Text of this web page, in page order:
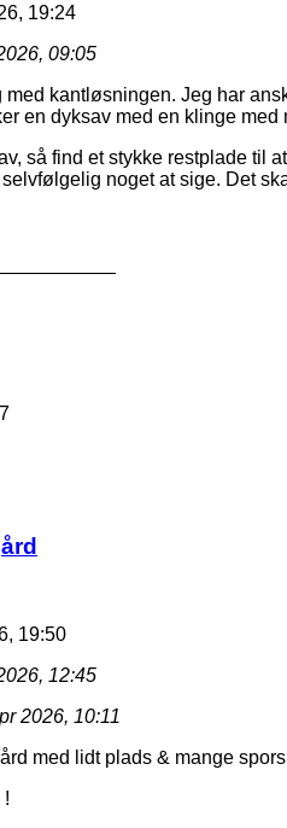
19:24
09:05
med kantløsningen. Jeg har
en dyksav med en klinge med
så find et stykke restplade
noget at sige. Det
19:50
12:45
2026, 10:11
med lidt plads & mange
!